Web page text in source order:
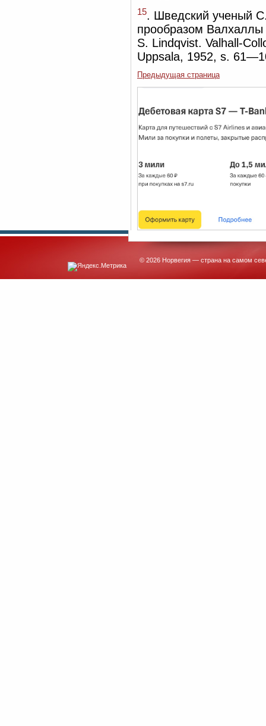
15. Шведский ученый
прообразом
S. Lindqvist. Valhall-
Uppsala, 1952, s.
Предыдущая страница
© 2026 Норвегия — страна на самом